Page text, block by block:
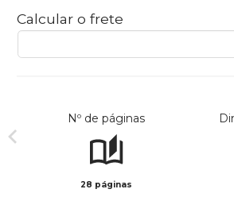
Calcular o frete
Nº de páginas
28 páginas